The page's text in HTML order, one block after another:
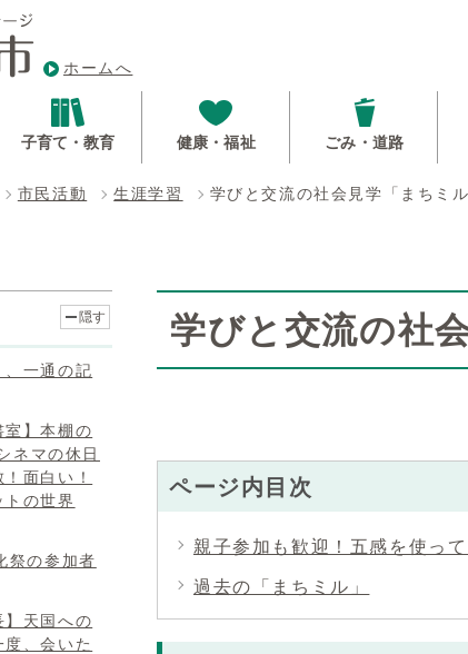
ホームへ
子育て・教育 健康・福祉 ごみ・道路
市民活動 生涯学習 学びと交流の社会見学「まちミル
学びと交流の社
ページ内目次
親子参加も歓迎！五感を使っ
過去の「まちミル」
隠す
、一通の記
室】本棚の
ネマの休日
面白い！
の世界
祭の参加者
】天国への
、会いた